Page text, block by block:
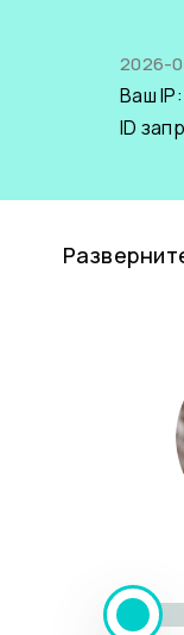
2026-
Ваш IP:
ID